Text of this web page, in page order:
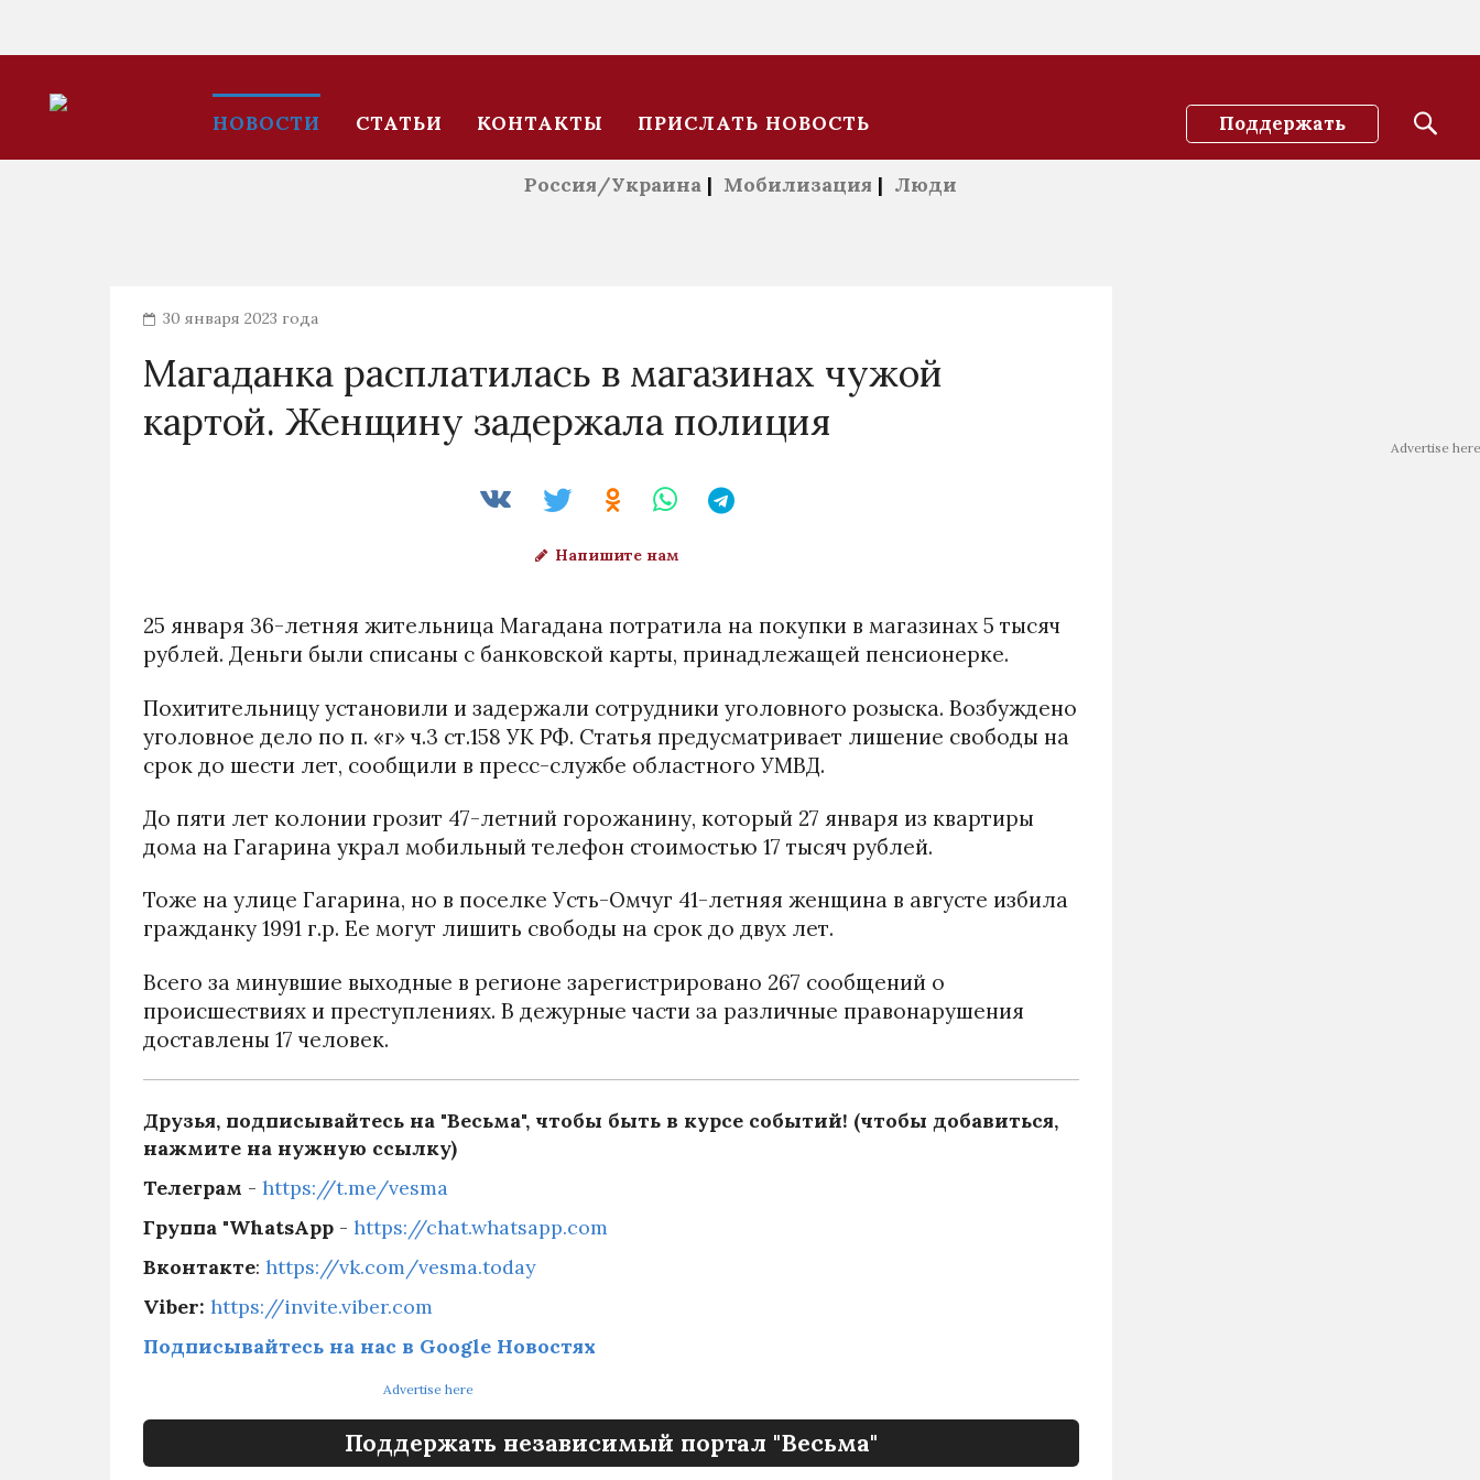
НОВОСТИ СТАТЬИ КОНТАКТЫ ПРИСЛАТЬ НОВОСТЬ Поддержать
Россия/Украина | Мобилизация | Люди
30 января 2023 года
Магаданка расплатилась в магазинах чужой
картой. Женщину задержала полиция
Напишите нам
25 января 36-летняя жительница Магадана потратила на покупки в магазинах 5 тысяч
рублей. Деньги были списаны с банковской карты, принадлежащей пенсионерке.
Похитительницу установили и задержали сотрудники уголовного розыска. Возбуждено
уголовное дело по п. «г» ч.3 ст.158 УК РФ. Статья предусматривает лишение свободы на
срок до шести лет, сообщили в пресс-службе областного УМВД.
До пяти лет колонии грозит 47-летний горожанину, который 27 января из квартиры
дома на Гагарина украл мобильный телефон стоимостью 17 тысяч рублей.
Тоже на улице Гагарина, но в поселке Усть-Омчуг 41-летняя женщина в августе избила
гражданку 1991 г.р. Ее могут лишить свободы на срок до двух лет.
Всего за минувшие выходные в регионе зарегистрировано 267 сообщений о
происшествиях и преступлениях. В дежурные части за различные правонарушения
доставлены 17 человек.
Друзья, подписывайтесь на "Весьма", чтобы быть в курсе событий! (чтобы добавиться,
нажмите на нужную ссылку)
Телеграм - https://t.me/vesma
Группа "WhatsApp - https://chat.whatsapp.com
Вконтакте: https://vk.com/vesma.today
Viber: https://invite.viber.com
Подписывайтесь на нас в Google Новостях
Advertise here
Поддержать независимый портал "Весьма"
Advertise